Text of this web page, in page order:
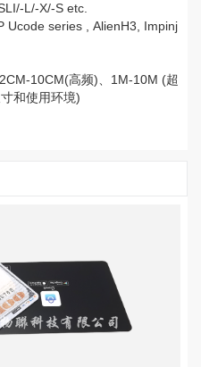
L/-X/-S etc.
Ucode series , AlienH3, Impinj
10CM(高频)、1M-10M (超
和使用环境)